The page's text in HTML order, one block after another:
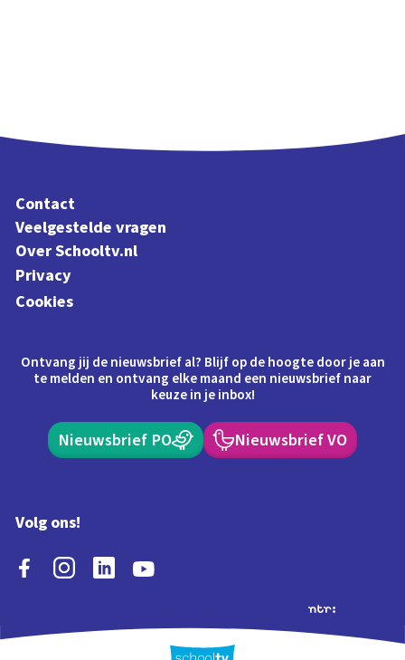
Contact
Veelgestelde vragen
Over Schooltv.nl
Privacy
Cookies
Ontvang jij de nieuwsbrief al? Blijf op de hoogte door je aan
te melden en ontvang elke maand een nieuwsbrief naar
keuze in je inbox!
Nieuwsbrief PO Nieuwsbrief VO
Volg ons!